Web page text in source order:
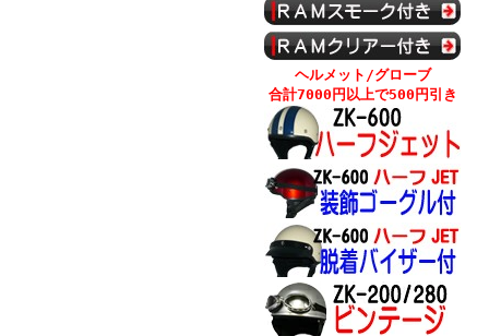
ヘルメット/グローブ
合計7000円以上で500円引き